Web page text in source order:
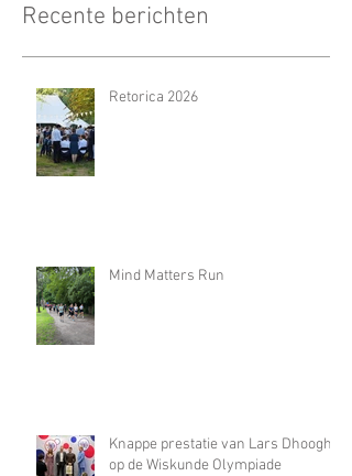
Recente berichten
Retorica 2026
Mind Matters Run
Knappe prestatie van Lars Dhooghe
op de Wiskunde Olympiade